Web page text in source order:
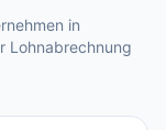
in
Lohnabrechnung